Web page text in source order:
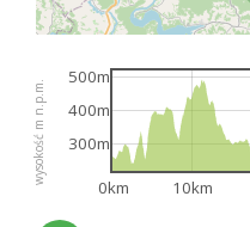
wysokość m n.p.m.
0km 10km
300m
400m
500m